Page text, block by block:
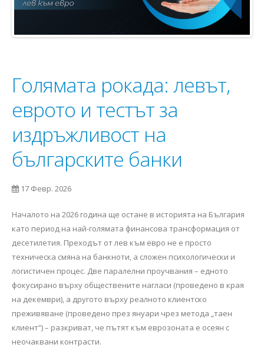
Голямата рокада: левът,
еврото и тестът за
издръжливост на
българските банки
17 Февр. 2026
Началото на 2026 година ще остане в историята на България
като период на най-голямата финансова трансформация от
десетилетия. Преходът от лев към евро не е просто
техническа смяна на банкноти, а сложен психологически и
логистичен процес. Две паралелни проучвания – едното
фокусирано върху обществените нагласи (проведено в края
на декември), а другото върху реалното клиентско
преживяване (проведено през януари чрез метода „таен
клиент“) – разкриват, че пътят към еврозоната е осеян с
неочаквани контрасти.